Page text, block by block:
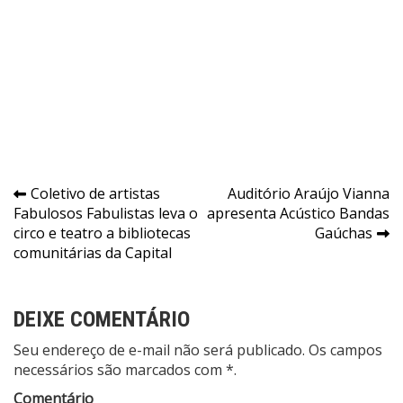
Navegação
de
Post
Coletivo de artistas
Fabulosos Fabulistas leva o
circo e teatro a bibliotecas
comunitárias da Capital
Auditório Araújo Vianna
apresenta Acústico Bandas
Gaúchas
DEIXE COMENTÁRIO
Seu endereço de e-mail não será publicado. Os campos
necessários são marcados com *.
Comentário